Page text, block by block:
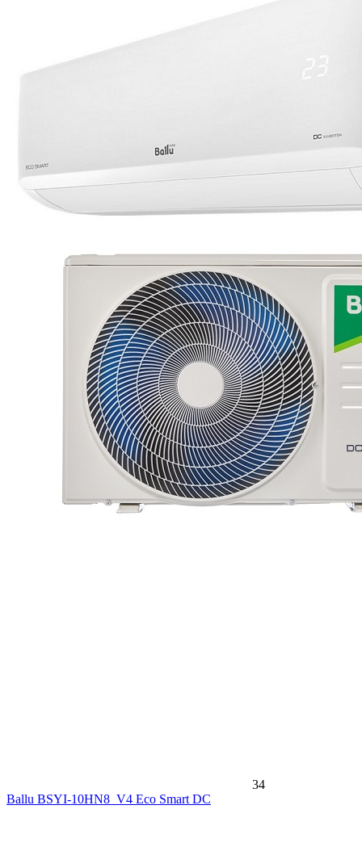
34
Ballu BSYI-10HN8_V4 Eco Smart DC